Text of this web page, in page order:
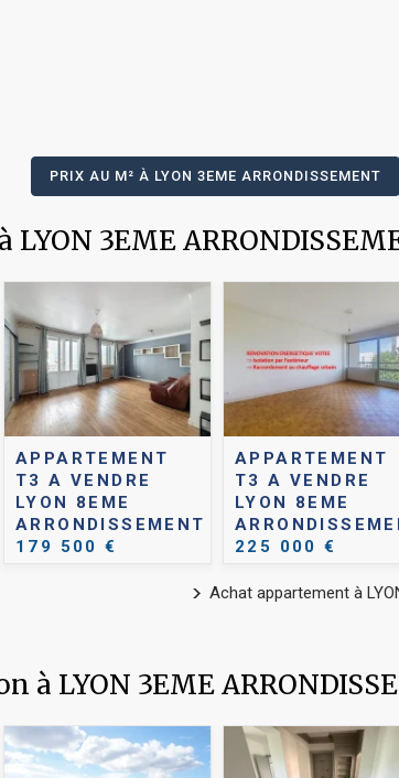
PRIX AU M² À LYON 3EME ARRONDISSEMENT
3EME
APPARTEMENT
T3 A VENDRE
LYON 8EME
ARRONDISSEMENT
179 500 €
APPARTEMENT
T3 A VENDRE
LYON 8EME
225 000 €
Achat appartement à
LYON 3EME